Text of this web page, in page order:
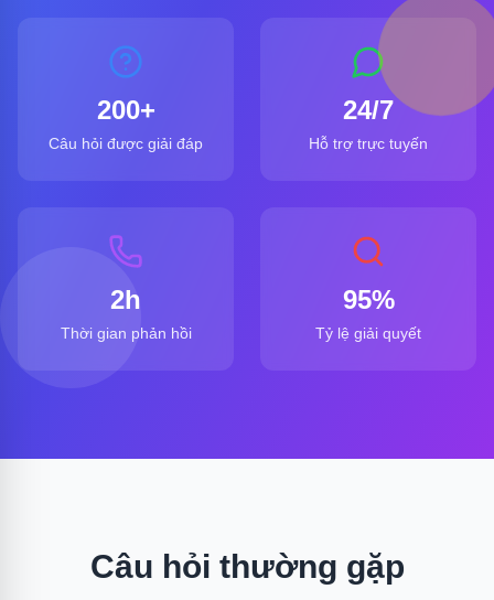
200+
Câu hỏi được giải đáp
24/7
Hỗ trợ trực tuyến
2h
Thời gian phản hồi
95%
Tỷ lệ giải quyết
Câu hỏi thường gặp